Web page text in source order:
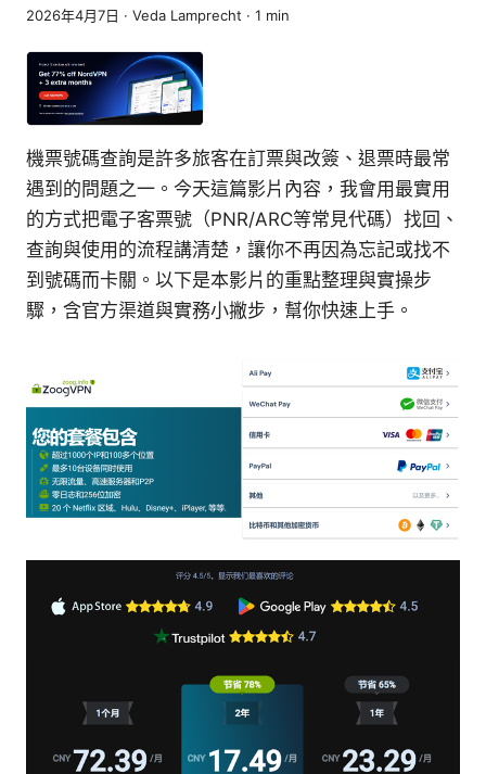
2026年4月7日 · Veda Lamprecht · 1 min
機票號碼查詢是許多旅客在訂票與改簽、退票時最常
遇到的問題之一。今天這篇影片內容，我會用最實用
的方式把電子客票號（PNR/ARC等常見代碼）找回、
查詢與使用的流程講清楚，讓你不再因為忘記或找不
到號碼而卡關。以下是本影片的重點整理與實操步
驟，含官方渠道與實務小撇步，幫你快速上手。